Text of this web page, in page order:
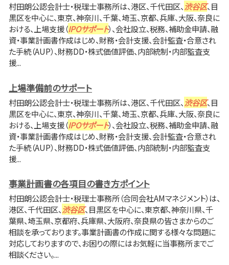
村田朗公認会計士・税理士事務所は、港区、千代田区、渋谷区、目
黒区を中心に、東京、神奈川、千葉、埼玉、京都、兵庫、大阪、奈良に
おける、上場支援（IPOサポート）、会社設立、税務、補助金申請、融
資・事業計画書作成はじめ、財務・会計支援、会計監査・合意され
た手続（AUP）、財務DD・株式価値評価、内部統制・内部監査支
援...
上場準備前のサポート
村田朗公認会計士・税理士事務所は、港区、千代田区、 渋谷区、目
黒区を中心に、東京、神奈川、千葉、埼玉、京都、兵庫、大阪、奈良に
おける、上場支援（IPOサポート）、会社設立、税務、補助金申請、融
資・事業計画書作成はじめ、財務・会計支援、会計監査・合意され
た手続（AUP）、財務DD・株式価値評価、内部統制・内部監査支
援...
事業計画書の各項目の書き方ポイント
村田朗公認会計士・税理士事務所（合同会社AMマネジメント）は、
港区、千代田区、渋谷区、目黒区を中心に、東京都、神奈川県、千
葉県、埼玉県、京都府、兵庫県、大阪府、奈良県の皆さまからのご
相談を承っております。事業計画書の作成に関する様々な問題に
対応しておりますので、お困りの際にはお気軽に当事務所までご
相談ください。...